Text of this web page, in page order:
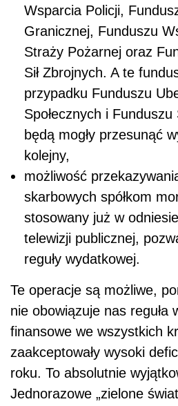
skarbowych spółkom
stosowany już w
telewizji publicznej,
reguły wydatkowej.
Te operacje są możliwe,
nie obowiązuje nas reguła
finansowe we wszystkich
zaakceptowały wysoki
roku. To absolutnie
Jednorazowe „zielone
deficytu w celu ratowania
kryzysem po pandemii.
publiczne Polski bez
były w dobrej kondycji.
się pokusa, by wyjątek
dwa razy. Wymyślono
do maksimum
wydatkami na papierze,
względu na brak czasu nie